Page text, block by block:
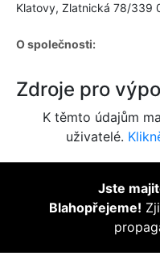
Klatovy, Zlatnická 78/339
O společnosti:
Zdroje pro
K těmto údajům
uživatelé.
Jste
Blahopřejeme!